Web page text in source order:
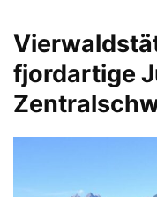
fjordartige